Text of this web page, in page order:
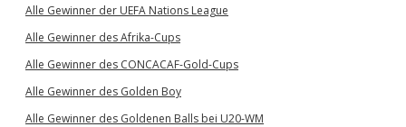
Alle Gewinner der UEFA Nations League
Alle Gewinner des Afrika-Cups
Alle Gewinner des CONCACAF-Gold-Cups
Alle Gewinner des Golden Boy
Alle Gewinner des Goldenen Balls bei U20-WM